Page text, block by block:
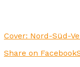
Cover: Nord-Süd-
Share on Facebook